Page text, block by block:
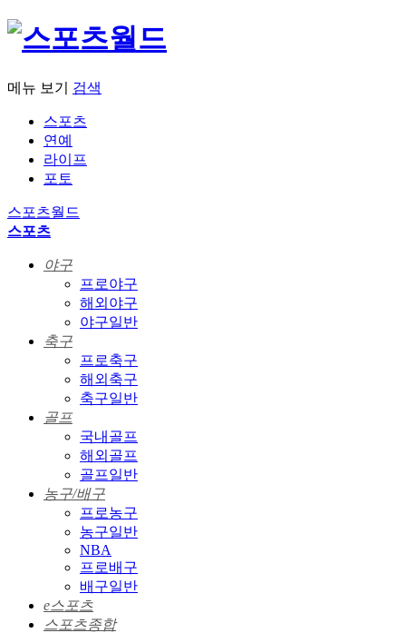
메뉴 보기 검색
스포츠
연예
라이프
포토
스포츠월드
스포츠
야구
프로야구
해외야구
야구일반
축구
프로축구
해외축구
축구일반
골프
국내골프
해외골프
골프일반
농구/배구
프로농구
농구일반
NBA
프로배구
배구일반
e스포츠
스포츠종합